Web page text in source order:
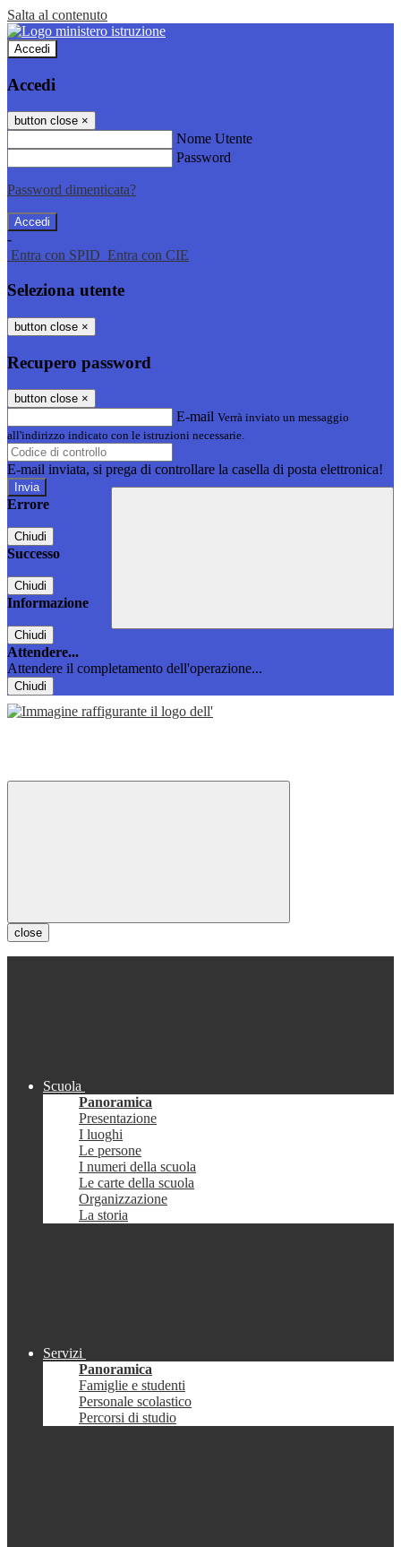
Salta al contenuto
Accedi
Accedi
button close ×
Nome Utente
Password
Password dimenticata?
-
Entra con SPID Entra con CIE
Seleziona utente
button close ×
Recupero password
button close ×
E-mail Verrà inviato un messaggio
all'indirizzo indicato con le istruzioni necessarie.
E-mail inviata, si prega di controllare la casella di posta elettronica!
Errore
Chiudi
Successo
Chiudi
Informazione
Chiudi
Attendere...
Attendere il completamento dell'operazione...
Chiudi
close
Scuola
Panoramica
Presentazione
I luoghi
Le persone
I numeri della scuola
Le carte della scuola
Organizzazione
La storia
Servizi
Panoramica
Famiglie e studenti
Personale scolastico
Percorsi di studio